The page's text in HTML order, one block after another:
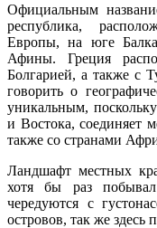
Официальным
республика,
Европы, на юге
Афины. Греция
Болгарией, а также с
говорить о
уникальным,
и Востока, соединяет
также со странами
Ландшафт местных
хотя бы раз
чередуются с
островов, так же здесь